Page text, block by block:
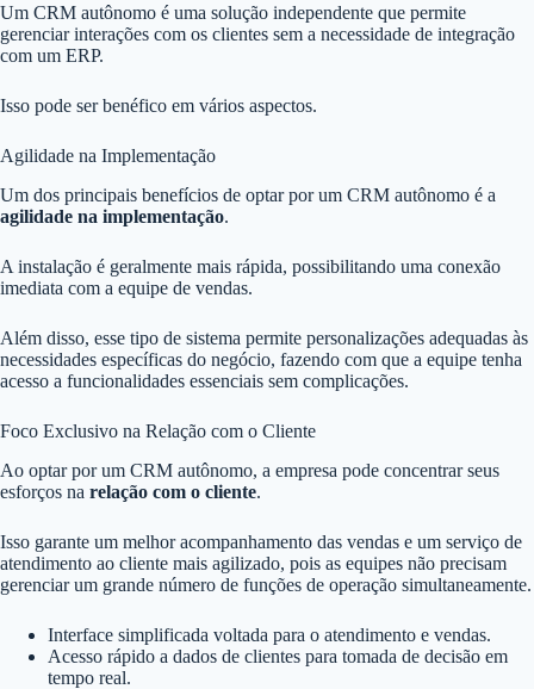
Um CRM autônomo é uma solução independente que permite
gerenciar interações com os clientes sem a necessidade de integração
com um ERP.
Isso pode ser benéfico em vários aspectos.
Agilidade na Implementação
Um dos principais benefícios de optar por um CRM autônomo é a
agilidade na implementação.
A instalação é geralmente mais rápida, possibilitando uma conexão
imediata com a equipe de vendas.
Além disso, esse tipo de sistema permite personalizações adequadas às
necessidades específicas do negócio, fazendo com que a equipe tenha
acesso a funcionalidades essenciais sem complicações.
Foco Exclusivo na Relação com o Cliente
Ao optar por um CRM autônomo, a empresa pode concentrar seus
esforços na relação com o cliente.
Isso garante um melhor acompanhamento das vendas e um serviço de
atendimento ao cliente mais agilizado, pois as equipes não precisam
gerenciar um grande número de funções de operação simultaneamente.
Interface simplificada voltada para o atendimento e vendas.
Acesso rápido a dados de clientes para tomada de decisão em
tempo real.